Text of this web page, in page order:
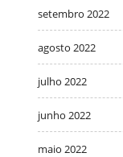
setembro 2022
agosto 2022
julho 2022
junho 2022
maio 2022